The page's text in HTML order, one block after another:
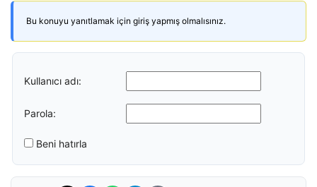
Bu konuyu yanıtlamak için giriş yapmış olmalısınız.
Kullanıcı adı:
Parola:
Beni hatırla